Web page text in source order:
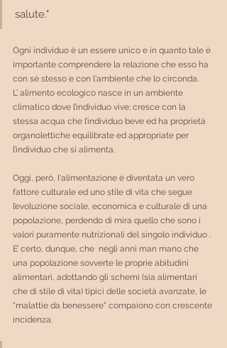
salute."
Ogni individuo è un essere unico e in quanto tale è
importante comprendere la relazione che esso ha
con sè stesso e con l'ambiente che lo circonda.
L’ alimento ecologico nasce in un ambiente
climatico dove l’individuo vive; cresce con la
stessa acqua che l’individuo beve ed ha proprietà
organolettiche equilibrate ed appropriate per
l’individuo che si alimenta.
Oggi, però, I'alimentazione è diventata un vero
fattore culturale ed uno stile di vita che segue
l’evoluzione sociale, economica e culturale di una
popolazione, perdendo di mira quello che sono i
valori puramente nutrizionali del singolo individuo .
E’ certo, dunque, che  negli anni man mano che
una popolazione sovverte le proprie abitudini
alimentari, adottando gli schemi (sia alimentari
che di stile di vita) tipici delle società avanzate, le
"malattie da benessere" compaiono con crescente
incidenza.